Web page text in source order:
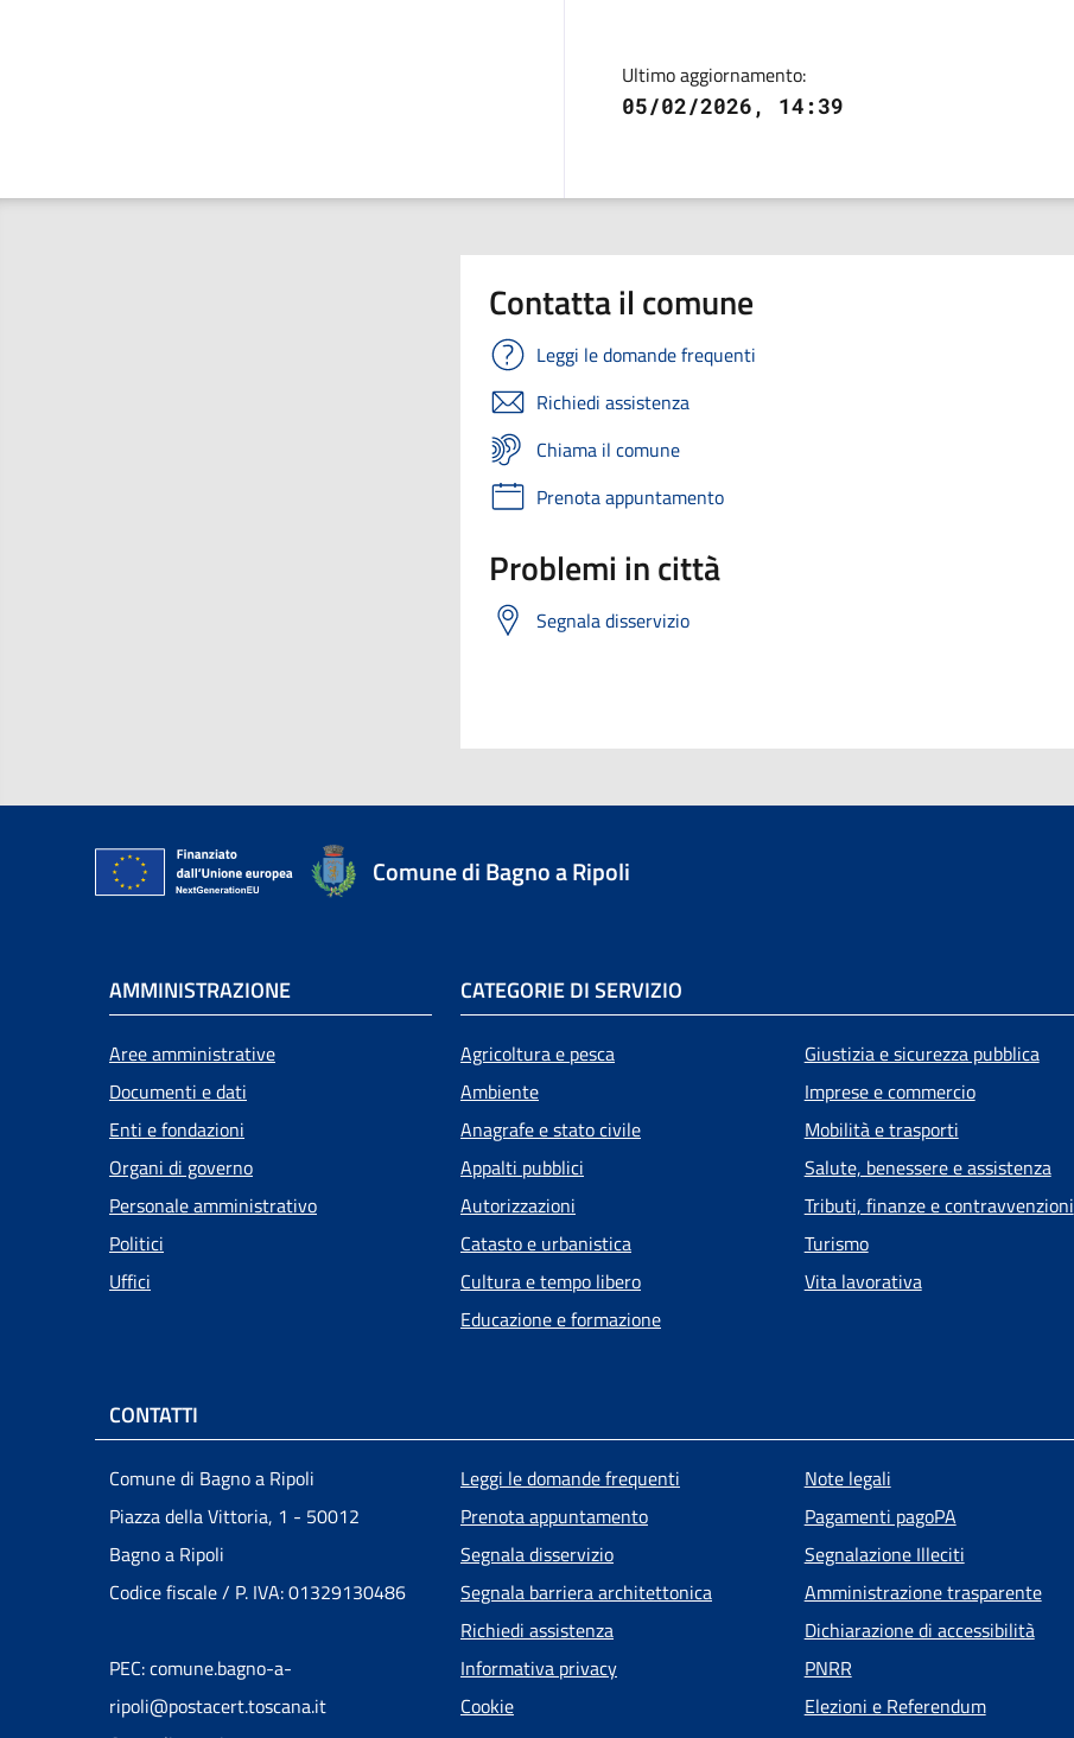
Ultimo aggiornamento:
05/02/2026, 14:39
Contatta il comune
Leggi le domande frequenti
Richiedi assistenza
Chiama il comune
Prenota appuntamento
Problemi in città
Segnala disservizio
Comune di Bagno a Ripoli
AMMINISTRAZIONE
Aree amministrative
Documenti e dati
Enti e fondazioni
Organi di governo
Personale amministrativo
Politici
Uffici
CATEGORIE DI SERVIZIO
Agricoltura e pesca
Ambiente
Anagrafe e stato civile
Appalti pubblici
Autorizzazioni
Catasto e urbanistica
Cultura e tempo libero
Educazione e formazione
Giustizia e sicurezza pubblica
Imprese e commercio
Mobilità e trasporti
Salute, benessere e assistenza
Tributi, finanze e contravvenzioni
Turismo
Vita lavorativa
CONTATTI
Comune di Bagno a Ripoli
Piazza della Vittoria, 1 - 50012
Bagno a Ripoli
Codice fiscale / P. IVA: 01329130486
PEC: comune.bagno-a-
ripoli@postacert.toscana.it
Menu piè di pagina
Leggi le domande frequenti
Prenota appuntamento
Segnala disservizio
Segnala barriera architettonica
Richiedi assistenza
Informativa privacy
Cookie
Note legali
Pagamenti pagoPA
Segnalazione Illeciti
Amministrazione trasparente
Dichiarazione di accessibilità
PNRR
Elezioni e Referendum